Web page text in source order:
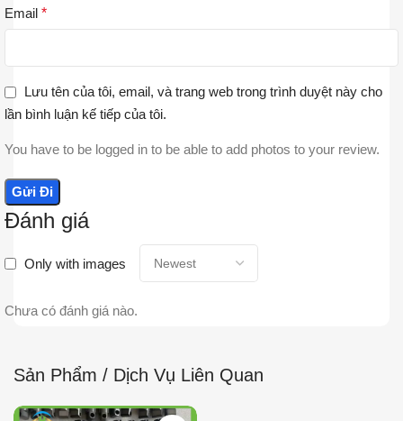
Đánh giá
Only with images
Chưa có đánh giá nào.
Email *
Lưu tên của tôi, email, và trang web trong trình duyệt này cho
lần bình luận kế tiếp của tôi.
You have to be logged in to be able to add photos to your review.
Sản Phẩm / Dịch Vụ Liên Quan